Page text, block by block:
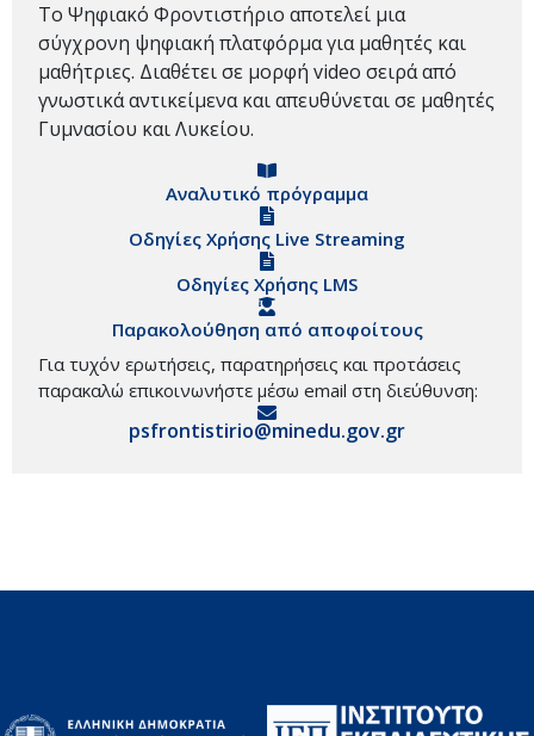
Το Ψηφιακό Φροντιστήριο αποτελεί μια
σύγχρονη ψηφιακή πλατφόρμα για μαθητές και
μαθήτριες. Διαθέτει σε μορφή video σειρά από
γνωστικά αντικείμενα και απευθύνεται σε μαθητές
Γυμνασίου και Λυκείου.
Αναλυτικό πρόγραμμα
Οδηγίες Χρήσης Live Streaming
Οδηγίες Χρήσης LMS
Παρακολούθηση από αποφοίτους
Για τυχόν ερωτήσεις, παρατηρήσεις και προτάσεις
παρακαλώ επικοινωνήστε μέσω email στη διεύθυνση:
psfrontistirio@minedu.gov.gr